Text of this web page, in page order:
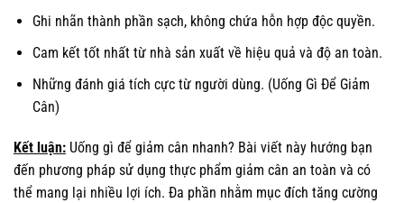
Ghi nhãn thành phần sạch, không chứa hỗn hợp độc quyền.
Cam kết tốt nhất từ nhà sản xuất về hiệu quả và độ an toàn.
Những đánh giá tích cực từ người dùng. (Uống Gì Để Giảm
Cân)
Kết luận: Uống gì để giảm cân nhanh? Bài viết này hướng bạn
đến phương pháp sử dụng thực phẩm giảm cân an toàn và có
thể mang lại nhiều lợi ích. Đa phần nhằm mục đích tăng cường